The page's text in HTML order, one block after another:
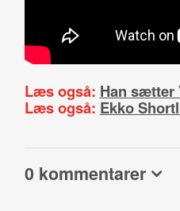
Læs også: Han sætter
Læs også: Ekko
0 kommentarer